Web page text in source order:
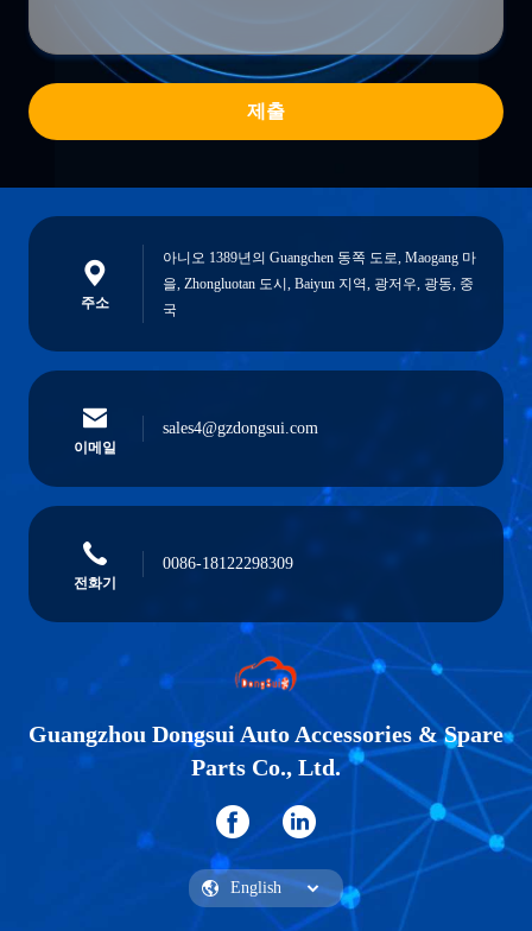
제출
주소
아니오 1389년의 Guangchen 동쪽 도로, Maogang 마
을, Zhongluotan 도시, Baiyun 지역, 광저우, 광동, 중
국
이메일
sales4@gzdongsui.com
전화기
0086-18122298309
Guangzhou Dongsui Auto Accessories & Spare
Parts Co., Ltd.